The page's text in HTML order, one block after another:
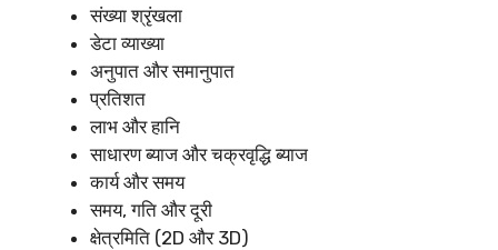
संख्या श्रृंखला
डेटा व्याख्या
अनुपात और समानुपात
प्रतिशत
लाभ और हानि
साधारण ब्याज और चक्रवृद्धि ब्याज
कार्य और समय
समय, गति और दूरी
क्षेत्रमिति (2D और 3D)